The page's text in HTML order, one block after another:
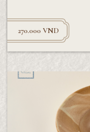
270.000 VND